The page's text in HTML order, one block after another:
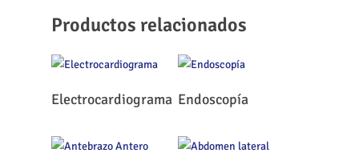
Productos relacionados
Leer Más
Electrocardiograma Leer Más
Endoscopía